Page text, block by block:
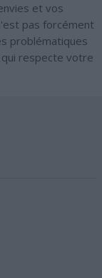
et vos
pas forcément
problématiques
respecte votre